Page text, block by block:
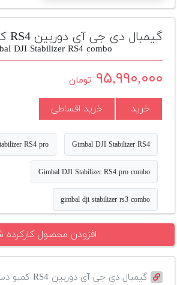
تجهیزات
مکث
پلاس
محصول
دست
لیست
قیمت
دوربین
بله
گیمبال دی جی آی دوربین RS4 کمبو
DJI Stabilizer RS4 combo
۹۵,۹۹۰,۰۰۰ تومان
خرید خرید اقساطی
Gimbal DJI Stabilizer RS4
RS4 pro
Gimbal DJI Stabilizer RS4 pro combo
gimbal dji stabilizer rs3 combo
افزودن محصول کارکرده
گیمبال دی جی آی دوربین RS4 کمبو دست دوم